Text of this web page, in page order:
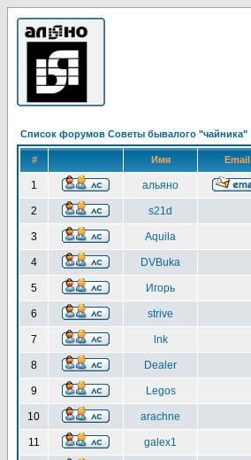
Список форумов Советы бывалого "чайника"
# Имя Email
1 альяно
2 s21d
3 Aquila
4 DVBuka
5 Игорь
6 strive
7 lnk
8 Dealer
9 Legos
10 arachne
11 galex1